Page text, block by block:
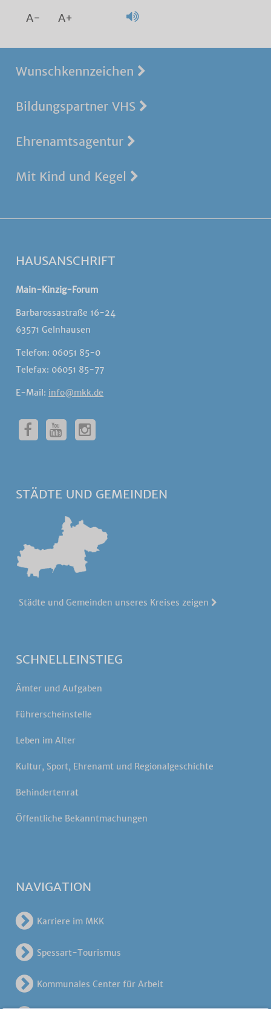
A- A+
Wunschkennzeichen
Bildungspartner VHS
Ehrenamtsagentur
Mit Kind und Kegel
HAUSANSCHRIFT
Main-Kinzig-Forum
Barbarossastraße 16-24
63571 Gelnhausen
Telefon: 06051 85-0
Telefax: 06051 85-77
E-Mail: info@mkk.de
STÄDTE UND GEMEINDEN
Städte und Gemeinden unseres Kreises zeigen
SCHNELLEINSTIEG
Ämter und Aufgaben
Führerscheinstelle
Leben im Alter
Kultur, Sport, Ehrenamt und Regionalgeschichte
Behindertenrat
Öffentliche Bekanntmachungen
NAVIGATION
Karriere im MKK
Spessart-Tourismus
Kommunales Center für Arbeit